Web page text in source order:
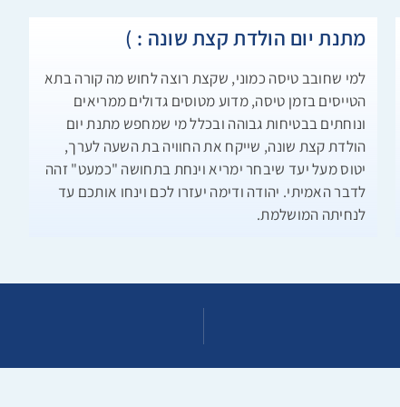
מתנת יום הולדת קצת שונה : )
למי שחובב טיסה כמוני, שקצת רוצה לחוש מה קורה בתא
הטייסים בזמן טיסה, מדוע מטוסים גדולים ממריאים
ונוחתים בבטיחות גבוהה ובכלל מי שמחפש מתנת יום
הולדת קצת שונה, שייקח את החוויה בת השעה לערך,
יטוס מעל יעד שיבחר ימריא וינחת בתחושה "כמעט" זהה
לדבר האמיתי. יהודה ודימה יעזרו לכם וינחו אותכם עד
לנחיתה המושלמת.